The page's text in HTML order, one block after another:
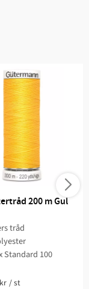
200 m Gul
tråd
Standard 100
kr /st